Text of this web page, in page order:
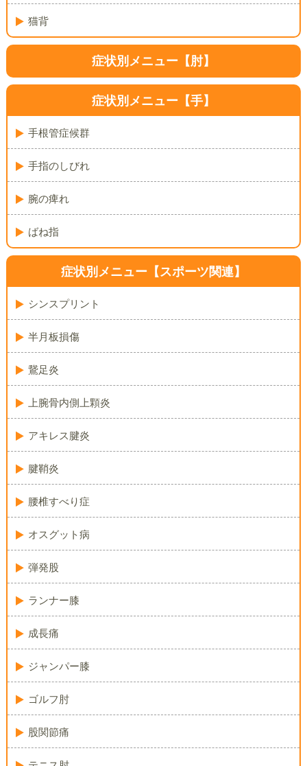
猫背
症状別メニュー【肘】
症状別メニュー【手】
手根管症候群
手指のしびれ
腕の痺れ
ばね指
症状別メニュー 【スポーツ関連】
シンスプリント
半月板損傷
鵞足炎
上腕骨内側上顆炎
アキレス腱炎
腱鞘炎
腰椎すべり症
オスグット病
弾発股
ランナー膝
成長痛
ジャンパー膝
ゴルフ肘
股関節痛